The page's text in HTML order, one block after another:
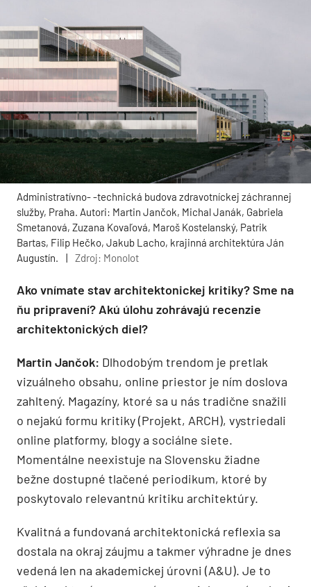
Administratívno- -technická budova zdravotníckej záchrannej
služby, Praha. Autori: Martin Jančok, Michal Janák, Gabriela
Smetanová, Zuzana Kovaľová, Maroš Kostelanský, Patrik
Bartas, Filip Hečko, Jakub Lacho, krajinná architektúra Ján
Augustín.
| Zdroj: Monolot
Ako vnímate stav architektonickej kritiky? Sme na
ňu pripravení? Akú úlohu zohrávajú recenzie
architektonických diel?
Martin Jančok: Dlhodobým trendom je pretlak
vizuálneho obsahu, online priestor je ním doslova
zahltený. Magazíny, ktoré sa u nás tradične snažili
o nejakú formu kritiky (Projekt, ARCH), vystriedali
online platformy, blogy a sociálne siete.
Momentálne neexistuje na Slovensku žiadne
bežne dostupné tlačené periodikum, ktoré by
poskytovalo relevantnú kritiku architektúry.
Kvalitná a fundovaná architektonická reflexia sa
dostala na okraj záujmu a takmer výhradne je dnes
vedená len na akademickej úrovni (A&U). Je to